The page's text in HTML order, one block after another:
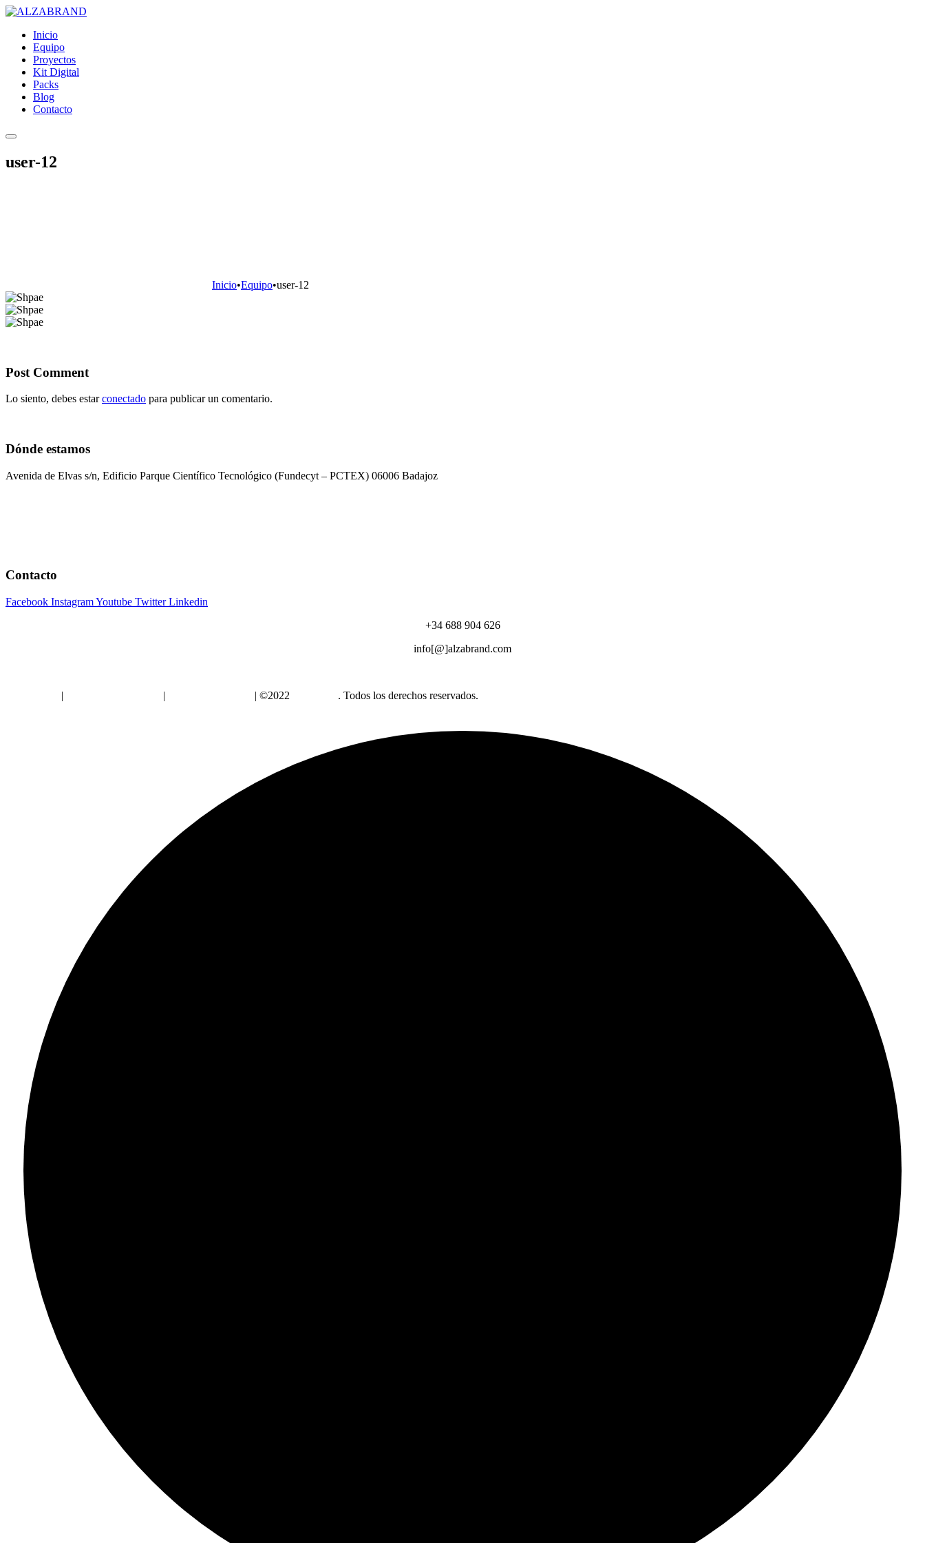
Inicio
Equipo
Proyectos
Kit Digital
Packs
Blog
Contacto
user-12
Inicio•Equipo•user-12
Post Comment
Lo siento, debes estarconectado para publicar un comentario.
Dónde estamos
Avenida de Elvas s/n, Edificio Parque Científico Tecnológico (Fundecyt – PCTEX) 06006 Badajoz
Contacto
Facebook InstagramYoutube Twitter Linkedin
+34 688 904 626
info[@]alzabrand.com
| | | ©2022 . Todos los derechos reservados.